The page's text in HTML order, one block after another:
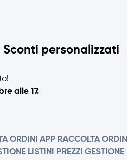
personalizzati
alle 17.
ORDINI APP RACCOLTA
LISTINI PREZZI GESTIONE